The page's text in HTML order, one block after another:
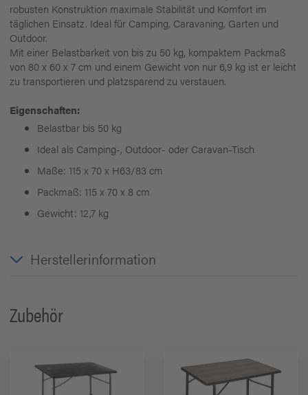
robusten Konstruktion maximale Stabilität und Komfort im
täglichen Einsatz. Ideal für Camping, Caravaning, Garten und
Outdoor.
Mit einer Belastbarkeit von bis zu 50 kg, kompaktem Packmaß
von 80 x 60 x 7 cm und einem Gewicht von nur 6,9 kg ist er leicht
zu transportieren und platzsparend zu verstauen.
Eigenschaften:
Belastbar bis 50 kg
Ideal als Camping-, Outdoor- oder Caravan-Tisch
Maße: 115 x 70 x H63/83 cm
Packmaß: 115 x 70 x 8 cm
Gewicht: 12,7 kg
Herstellerinformation
Zubehör